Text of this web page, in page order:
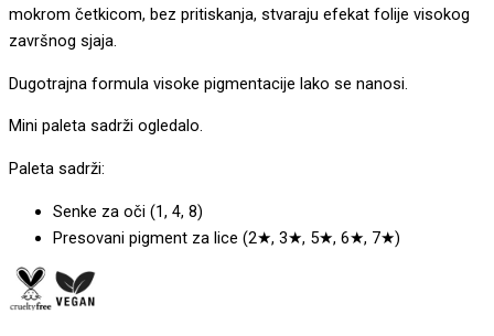
mokrom četkicom, bez pritiskanja, stvaraju efekat folije visokog
završnog sjaja.
Dugotrajna formula visoke pigmentacije lako se nanosi.
Mini paleta sadrži ogledalo.
Paleta sadrži:
Senke za oči (1, 4, 8)
Presovani pigment za lice (2★, 3★, 5★, 6★, 7★)